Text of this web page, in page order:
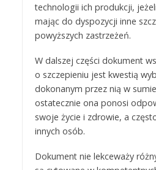
technologii ich produkcji,
mając do dyspozycji inne
powyższych zastrzeżeń.
W dalszej części dokument
o szczepieniu jest kwestią
dokonanym przez nią w
ostatecznie ona ponosi
swoje życie i zdrowie, a
innych osób.
Dokument nie lekceważy